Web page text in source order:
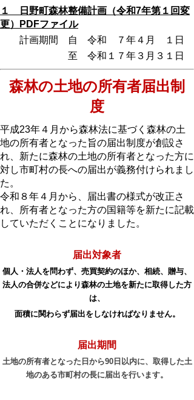
１ 日野町森林整備計画（令和7年第１回変
更）
PDFファイル
計画期間 自 令和 ７年４月 １日
至 令和１７年３月３１日
森林の土地の所有者届出制
度
平成23年４月から森林法に基づく森林の土
地の所有者となった旨の届出制度が創設さ
れ、新たに森林の土地の所有者となった方に
対し市町村の長への届出が義務付けられまし
た。
令和８年４月から、届出書の様式が改正さ
れ、所有者となった方の国籍等を新たに記載
していただくことになりました。
届出対象者
個人・法人を問わず、売買契約のほか、相続、贈与、
法人の合併などにより森林の土地を新たに取得した方
は、
面積に関わらず届出をしなければなりません。
届出期間
土地の所有者となった日から90日以内に、取得した土
地のある市町村の長に届出を行います。